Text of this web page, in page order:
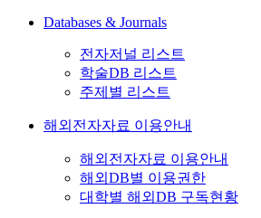
Databases & Journals
전자저널 리스트
학술DB 리스트
주제별 리스트
해외전자자료 이용안내
해외전자자료 이용안내
해외DB별 이용권한
대학별 해외DB 구독현황